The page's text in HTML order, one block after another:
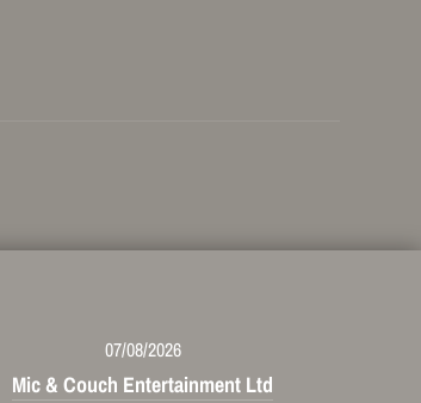
07/08/2026
Mic & Couch Entertainment Ltd